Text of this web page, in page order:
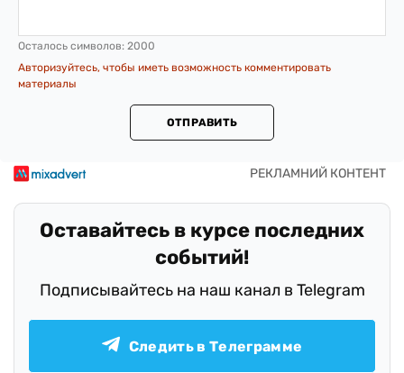
Осталось символов: 2000
Авторизуйтесь, чтобы иметь возможность комментировать
материалы
ОТПРАВИТЬ
Оставайтесь в курсе последних
событий!
Подписывайтесь на наш канал в Telegram
Следить в Телеграмме